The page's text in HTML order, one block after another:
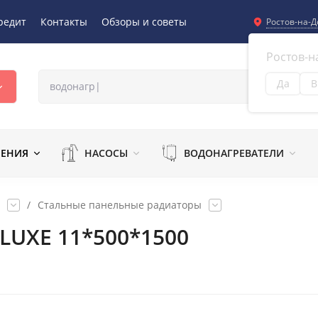
Контакты Обзоры и советы Ростов-на-
Ростов-
Да
НАСОСЫ ВОДОНАГРЕВАТЕЛИ
/ Стальные панельные радиаторы
11*500*1500